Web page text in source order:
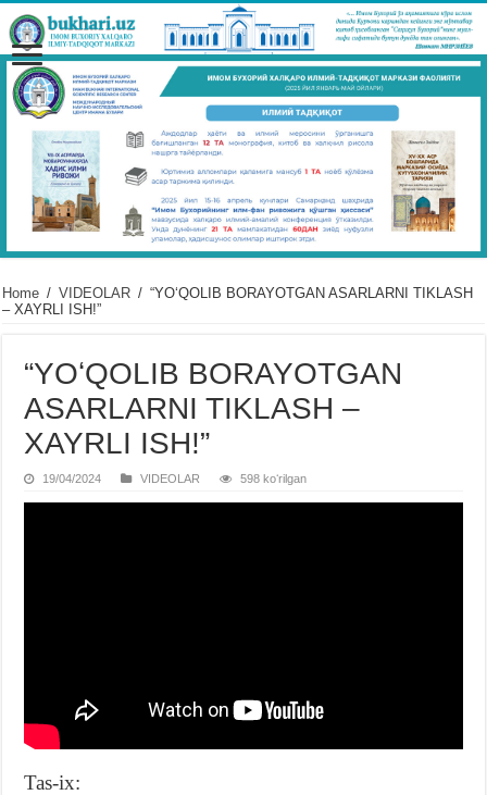
Home / VIDЕOLAR / “YOʻQOLIB BORAYOTGAN ASARLARNI TIKLASH
– XAYRLI ISH!”
“YOʻQOLIB BORAYOTGAN
ASARLARNI TIKLASH –
XAYRLI ISH!”
19/04/2024 VIDЕOLAR 598 koʻrilgan
Tas-ix: